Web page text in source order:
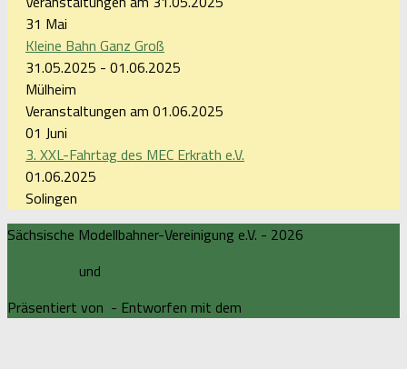
31 Mai
Kleine Bahn Ganz Groß
31.05.2025 - 01.06.2025
Mülheim
Veranstaltungen am 01.06.2025
01 Juni
3. XXL-Fahrtag des MEC Erkrath e.V.
01.06.2025
Solingen
Sächsische Modellbahner-Vereinigung e.V. - 2026
und
Präsentiert von - Entworfen mit dem